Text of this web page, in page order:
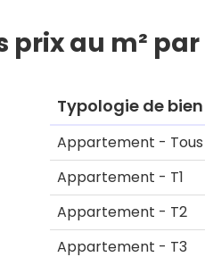
prix au m² par
Typologie de bien
Appartement - Tous
Appartement - T1
Appartement - T2
Appartement - T3